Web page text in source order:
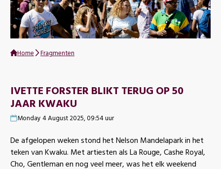
Home Fragmenten
IVETTE FORSTER BLIKT TERUG OP 50
JAAR KWAKU
Monday 4 August 2025, 09:54 uur
De afgelopen weken stond het Nelson Mandelapark in het
teken van Kwaku. Met artiesten als La Rouge, Cashe Royal,
Cho, Gentleman en nog veel meer, was het elk weekend